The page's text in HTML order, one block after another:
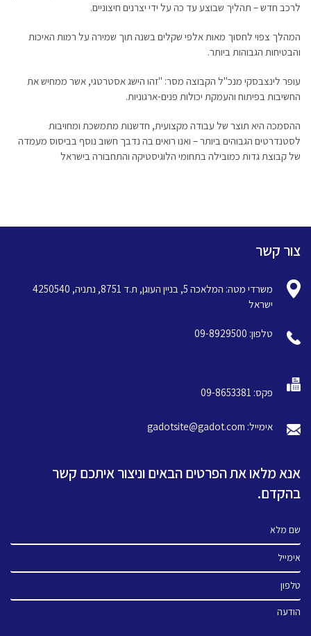
לרכב חדש – תהליך שבוצע עד כה על ידי יצרנים חיצוניים.
המהלך צפוי לחסוך מאות אלפי שקלים בשנה תוך שמירה על רמות האיכות
והבטיחות הגבוהות ביותר.
עופר לינצבסקי מנכ"ל הקבוצה מסר: "זהו הישג אסטרטגי, אשר ממחיש את
החשיבות בפיתוח והעמקת יכולות פנים-ארגוניות.
ההסמכה היא תוצר של עבודה מקצועית, חדשנות מתמשכת ומחויבות
לסטנדרטים הגבוהים ביותר – ואנו רואים בה נדבך חשוב נוסף בביסוס מעמדה
של קבוצת גדות כמובילה בתחומי הלוגיסטיקה והתחבורה בישראל
צור קשר
משרדי מטה: המלאכה 5, בניין העוגן, ת.ד 8751, נתניה, 4250540
ישראל
טלפון: 09-8929500
פקס: 09-8653381
אימייל: gadotsite@gadot.com
אנא מלאו את הפרטים הבאים וניצור איתכם קשר
בהקדם.
שם מלא
אימייל
טלפון
הודעה